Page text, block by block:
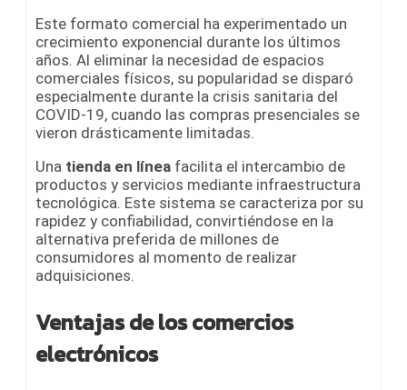
Este formato comercial ha experimentado un
crecimiento exponencial durante los últimos
años. Al eliminar la necesidad de espacios
comerciales físicos, su popularidad se disparó
especialmente durante la crisis sanitaria del
COVID-19, cuando las compras presenciales se
vieron drásticamente limitadas.
Una tienda en línea facilita el intercambio de
productos y servicios mediante infraestructura
tecnológica. Este sistema se caracteriza por su
rapidez y confiabilidad, convirtiéndose en la
alternativa preferida de millones de
consumidores al momento de realizar
adquisiciones.
Ventajas de los comercios
electrónicos